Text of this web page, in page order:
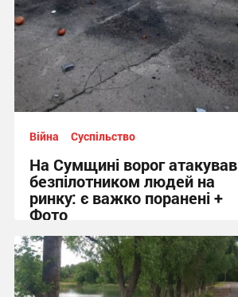
Війна Суспільство
На Сумщині ворог атакував
безпілотником людей на
ринку: є важко поранені +
Фото
10:41, 7.08.2026